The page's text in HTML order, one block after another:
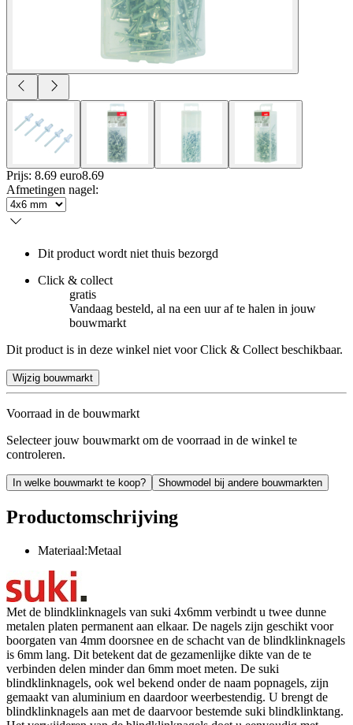
Prijs: 8.69 euro8.69
Afmetingen nagel:
Dit product wordt niet thuis bezorgd
Click & collect
gratis
Vandaag besteld, al na een uur af te halen in jouw
bouwmarkt
Dit product is in deze winkel niet voor Click & Collect beschikbaar.
Wijzig bouwmarkt
Voorraad in de bouwmarkt
Selecteer jouw bouwmarkt om de voorraad in de winkel te
controleren.
In welke bouwmarkt te koop? Showmodel bij andere bouwmarkten
Productomschrijving
Materiaal:Metaal
Met de blindklinknagels van suki 4x6mm verbindt u twee dunne
metalen platen permanent aan elkaar. De nagels zijn geschikt voor
boorgaten van 4mm doorsnee en de schacht van de blindklinknagels
is 6mm lang. Dit betekent dat de gezamenlijke dikte van de te
verbinden delen minder dan 6mm moet meten. De suki
blindklinknagels, ook wel bekend onder de naam popnagels, zijn
gemaakt van aluminium en daardoor weerbestendig. U brengt de
blindklinknagels aan met de daarvoor bestemde suki blindklinktang.